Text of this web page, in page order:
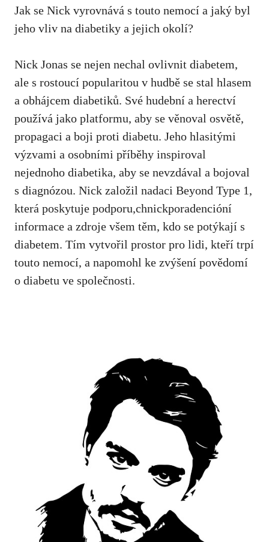
Jak se ⁣Nick vyrovnává ​s ⁣touto‍ nemocí⁤ a jaký byl
jeho vliv na ⁣diabetiky a jejich okolí?
Nick Jonas se nejen nechal ovlivnit diabetem,
‌ale s rostoucí popularitou v hudbě se stal‌ hlasem‍
a ⁤obhájcem‌ diabetiků. Své‌ hudební‍ a herectví
⁣používá jako ​platformu, aby se věnoval ‍osvětě,
propagaci a⁢ boji proti diabetu. Jeho hlasitými⁣
výzvami a osobními příběhy‌ inspiroval
nejednoho diabetika, ‌aby se nevzdával a bojoval
s ⁣diagnózou. Nick založil ⁢nadaci Beyond Type 1,‍
která poskytuje podporu,chnickporadencióní
informace a ⁣zdroje všem těm, kdo se potýkají ‌s
diabetem. Tím vytvořil prostor pro lidi, kteří trpí
touto ⁤nemocí, ⁤a napomohl ke zvýšení povědomí
o diabetu ve společnosti.